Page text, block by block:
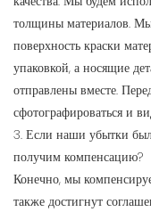
толщины материалов.
поверхность краски
упаковкой, а носящие
отправлены вместе.
сфотографироваться и
3. Если наши убытки
получим компенсацию?
Конечно, мы
также достигнут